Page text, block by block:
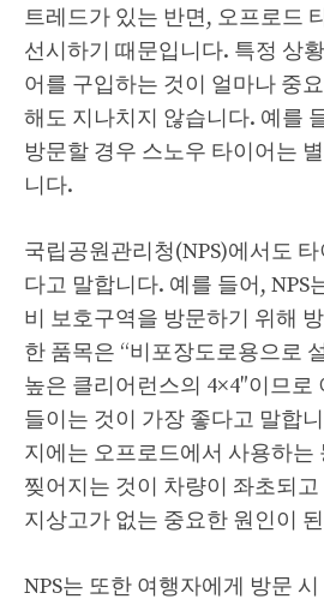
트레드가 있는 반면, 오프로드
선시하기 때문입니다. 특정 상
어를 구입하는 것이 얼마나 중
해도 지나치지 않습니다. 예를
방문할 경우 스노우 타이어는
니다.
국립공원관리청(NPS)에서도
다고 말합니다. 예를 들어, NPS
비 보호구역을 방문하기 위해
한 품목은 “비포장도로용으로
높은 클리어런스의 4×4″이므로
들이는 것이 가장 좋다고 말합
지에는 오프로드에서 사용하는
찢어지는 것이 차량이 좌초되
지상고가 없는 중요한 원인이
NPS는 또한 여행자에게 방문